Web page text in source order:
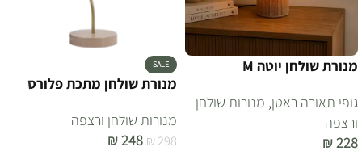
מנורת שולחן יוטה M
גופי תאורה ראטן, מנורות שולחן
ורצפה
₪228
SALE
מנורת שולחן מתכת פלורס
מנורות שולחן ורצפה
₪298
₪248